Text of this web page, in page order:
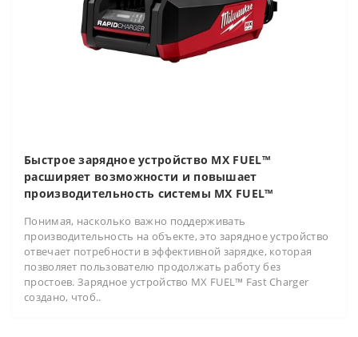
Быстрое зарядное устройство MX FUEL™
расширяет возможности и повышает
производительность системы MX FUEL™
Понимая, насколько важно поддерживать
производительность на объекте, это зарядное устройство
отвечает потребности в эффективной зарядке, которая
позволяет пользователю продолжать работу без
простоев. Зарядное устройство MX FUEL™ Fast Charger
создано, чтоб..